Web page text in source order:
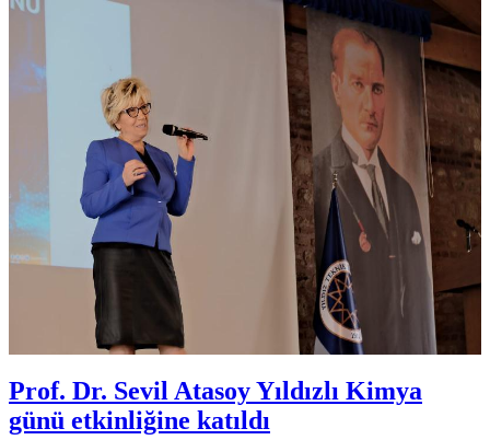
Prof. Dr. Sevil Atasoy Yıldızlı Kimya
günü etkinliğine katıldı